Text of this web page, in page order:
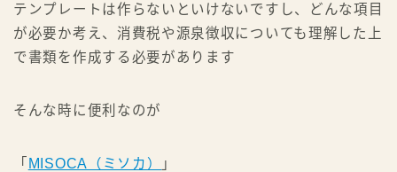
テンプレートは作らないといけないですし、どんな項目
が必要か考え、消費税や源泉徴収についても理解した上
で書類を作成する必要があります
そんな時に便利なのが
「 MISOCA（ミソカ） 」